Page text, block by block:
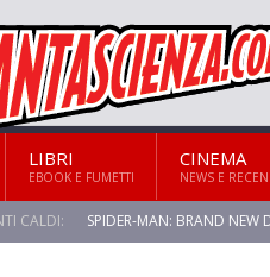
LIBRI
EBOOK E FUMETTI
CINEMA
NEWS E
CALDI: SPIDER-MAN: BRAND NEW